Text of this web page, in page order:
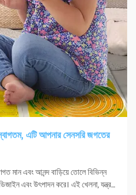
এটি আপনার সেনসরি জগতের
মান এবং আনন্দ বাড়িয়ে তোলে বিভিন্ন
এবং উৎপাদন করে। এই খেলনা, যন্ত্র